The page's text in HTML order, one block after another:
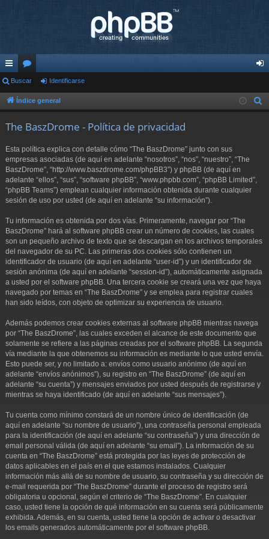
nl
ac
pi
do
s
or
os nti
Buscar Identificarse
Índice general
The BaszDrome - Política de privacidad
Esta política explica con detalle cómo “The BaszDrome” junto con sus
empresas asociadas (de aquí en adelante “nosotros”, “nos”, “nuestro”, “The
BaszDrome”, “http://www.baszdrome.com/phpBB3”) y phpBB (de aquí en
adelante “ellos”, “sus”, “software phpBB”, “www.phpbb.com”, “phpBB Limited”,
“phpBB Teams”) emplean cualquier información obtenida durante cualquier
sesión de uso por usted (de aquí en adelante “su información”).
Tu información es obtenida por dos vías. Primeramente, navegar por “The
BaszDrome” hará al software phpBB crear un número de cookies, las cuales
son un pequeño archivo de texto que se descargan en los archivos temporales
del navegador de su PC. Las primeras dos cookies sólo contienen un
identificador de usuario (de aquí en adelante “user-id”) y un identificador de
sesión anónima (de aquí en adelante “session-id”), automáticamente asignada
a usted por el software phpBB. Una tercera cookie se creará una vez que haya
navegado por temas en “The BaszDrome” y se emplea para registrar cuales
han sido leídos, con objeto de optimizar su experiencia de usuario.
Además podemos crear cookies externas al software phpBB mientras navega
por “The BaszDrome”, las cuales exceden el alcance de este documento que
solamente se refiere a las páginas creadas por el software phpBB. La segunda
vía mediante la que obtenemos su información es mediante lo que usted envía.
Esto puede ser, y no limitado a: envíos como usuario anónimo (de aquí en
adelante “envíos anónimos”), su registro en “The BaszDrome” (de aquí en
adelante “su cuenta”) y mensajes enviados por usted después de registrarse y
mientras se haya identificado (de aquí en adelante “sus mensajes”).
Tu cuenta como mínimo constará de un nombre único de identificación (de
aquí en adelante “su nombre de usuario”), una contraseña personal empleada
para la identificación (de aquí en adelante “su contraseña”) y una dirección de
email personal válida (de aquí en adelante “su email”). La información de su
cuenta en “The BaszDrome” está protegida por las leyes de protección de
datos aplicables en el país en el que estamos instalados. Cualquier
información más allá de su nombre de usuario, su contraseña y su dirección de
e-mail requerida por “The BaszDrome” durante el proceso de registro será
obligatoria u opcional, según el criterio de “The BaszDrome”. En cualquier
caso, usted tiene la opción de qué información en su cuenta será públicamente
exhibida. Además, en su cuenta, usted tiene la opción de activar o desactivar
los emails generados automáticamente por el software phpBB.